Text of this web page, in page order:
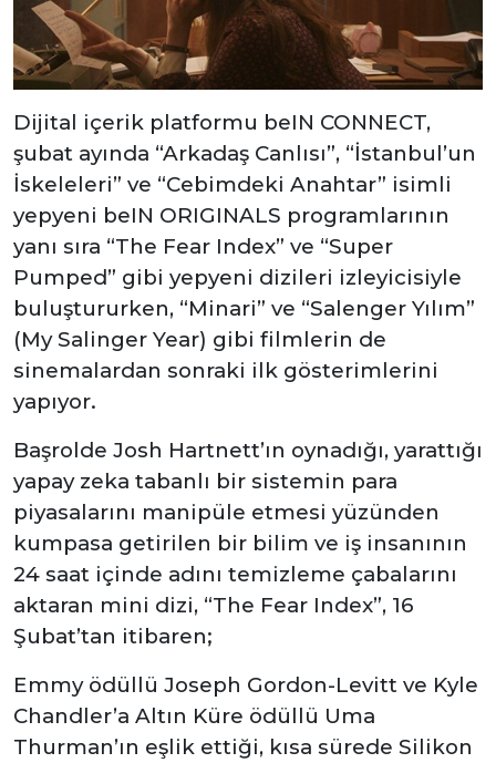
Dijital içerik platformu beIN CONNECT,
şubat ayında “Arkadaş Canlısı”, “İstanbul’un
İskeleleri” ve “Cebimdeki Anahtar” isimli
yepyeni beIN ORIGINALS programlarının
yanı sıra “The Fear Index” ve “Super
Pumped” gibi yepyeni dizileri izleyicisiyle
buluştururken, “Minari” ve “Salenger Yılım”
(My Salinger Year) gibi filmlerin de
sinemalardan sonraki ilk gösterimlerini
yapıyor.
Başrolde Josh Hartnett’ın oynadığı, yarattığı
yapay zeka tabanlı bir sistemin para
piyasalarını manipüle etmesi yüzünden
kumpasa getirilen bir bilim ve iş insanının
24 saat içinde adını temizleme çabalarını
aktaran mini dizi, “The Fear Index”, 16
Şubat’tan itibaren;
Emmy ödüllü Joseph Gordon-Levitt ve Kyle
Chandler’a Altın Küre ödüllü Uma
Thurman’ın eşlik ettiği, kısa sürede Silikon